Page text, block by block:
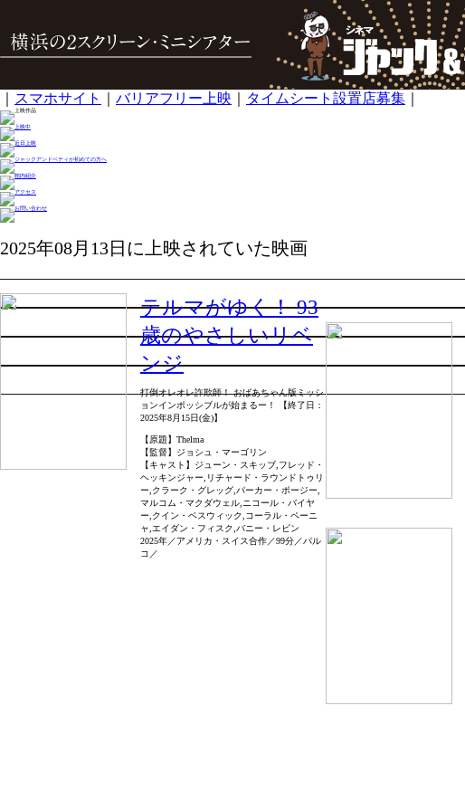
スマホサイト バリアフリー上映 タイムシート設置店募集
2025年08月13日に上映されていた映画
テルマがゆく！ 93
歳のやさしいリベ
ンジ
打倒オレオレ詐欺師！ おばあちゃん版ミッシ
ョンインポッシブルが始まるー！ 【終了日：
2025年8月15日(金)】
【原題】Thelma
【監督】ジョシュ・マーゴリン
【キャスト】ジューン・スキッブ,フレッド・
ヘッキンジャー,リチャード・ラウンドトゥリ
ー,クラーク・グレッグ,パーカー・ポージー,
マルコム・マクダウェル,ニコール・バイヤ
ー,クイン・ベスウィック,コーラル・ペーニ
ャ,エイダン・フィスク,バニー・レビン
2025年／アメリカ・スイス合作／99分／パル
コ／